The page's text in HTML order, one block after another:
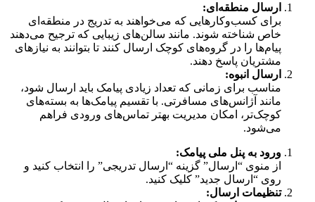
ارسال منطقه‌ای:
برای کسب‌وکارهایی که می‌خواهند به تدریج در منطقه‌ای
خاص شناخته شوند. مانند سالن‌های زیبایی که ترجیح می‌دهند
پیام‌ها را در گروه‌های کوچک ارسال کنند تا بتوانند به نیازهای
مشتریان پاسخ دهند.
ارسال انبوه:
مناسب برای زمانی که تعداد زیادی پیامک باید ارسال شود،
مانند آژانس‌های مسافرتی. با تقسیم پیامک‌ها به بسته‌های
کوچک‌تر، امکان مدیریت بهتر تماس‌های ورودی فراهم
می‌شود.
ورود به پنل ملی پیامک:
از منوی “ارسال” گزینه “ارسال تدریجی” را انتخاب کنید و
روی “ارسال جدید” کلیک کنید.
تنظیمات ارسال: